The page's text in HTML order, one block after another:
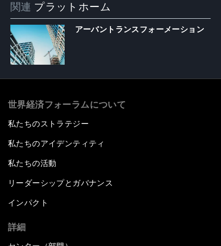
関連 プラットホーム
アーバントランスフォーメーション
世界経済フォーラムについて
私たちのストラテジー
私たちのアイデンティティ
私たちの活動
リーダーシップとガバナンス
インパクト
詳細